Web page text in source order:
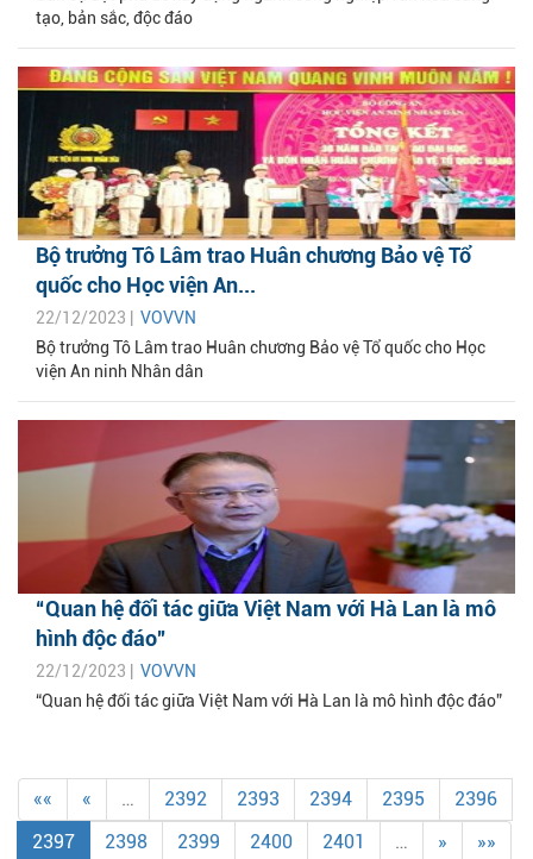
tạo, bản sắc, độc đáo
Bộ trưởng Tô Lâm trao Huân chương Bảo vệ Tổ
quốc cho Học viện An...
22/12/2023 | VOVVN
Bộ trưởng Tô Lâm trao Huân chương Bảo vệ Tổ quốc cho Học
viện An ninh Nhân dân
“Quan hệ đối tác giữa Việt Nam với Hà Lan là mô
hình độc đáo”
22/12/2023 | VOVVN
“Quan hệ đối tác giữa Việt Nam với Hà Lan là mô hình độc đáo”
«« « … 2392 2393 2394 2395
2396
2397
2398 2399 2400 2401 … » »»